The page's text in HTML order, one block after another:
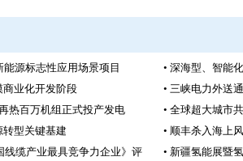
能源标志性应用场景项目
• 深海型、智能
商业化开发阶段
• 三峡电力外送
热百万机组正式投产发电
• 全球超大城市
转型关键基建
• 顺丰杀入海上
线缆产业最具竞争力企业》评
• 新疆氢能展暨